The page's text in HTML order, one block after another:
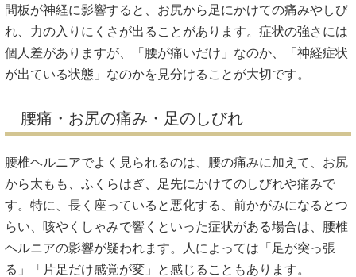
間板が神経に影響すると、お尻から足にかけての痛みやしび
れ、力の入りにくさが出ることがあります。症状の強さには
個人差がありますが、「腰が痛いだけ」なのか、「神経症状
が出ている状態」なのかを見分けることが大切です。
腰痛・お尻の痛み・足のしびれ
腰椎ヘルニアでよく見られるのは、腰の痛みに加えて、お尻
から太もも、ふくらはぎ、足先にかけてのしびれや痛みで
す。特に、長く座っていると悪化する、前かがみになるとつ
らい、咳やくしゃみで響くといった症状がある場合は、腰椎
ヘルニアの影響が疑われます。人によっては「足が突っ張
る」「片足だけ感覚が変」と感じることもあります。